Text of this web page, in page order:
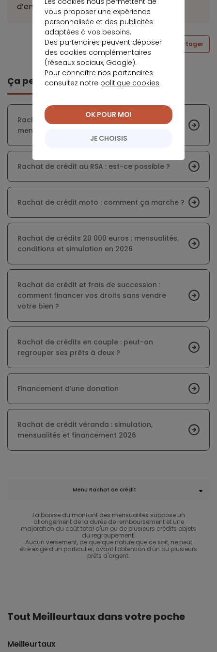
d’endettement est à25,26 %.
Partager
Ça peut vous intéresser
Rachat de crédit piscine : réduisez vos
mensualités et financez votre projet en 2026
Rachat de crédit au RSA : est-ce possible ?
Rachat de crédit moto : comment ça marche ?
Rachat de crédits 20 000 euros : mensualités,
conditions et simulation en 2026
Rachat de crédit et frais de succession :
comment financer vos droits sans vendre
votre bien ?
Rachat de crédits en couple : peut-on
regrouper ses prêts à deux ?
Financement d’une donation
Rachat de crédit véranda : simulation,
mensualités et financement 2026
Menu Rachat de crédit
La baisse du montant des mensualités suppose un
allongement de la durée de remboursement et une
majoration du coût total d'un ou de plusieurs crédits objets
du regroupement.
Aucun versement, de quelque nature que ce soit, ne peut
être exigé d'un particulier, avant l'obtention d'un ou plusieurs
prêts d'argent.
Tout Meilleurtaux dans votre poche
Meilleurtaux
vous proposer une expérience
personnalisée et des publicités
adaptées à vos besoins.
Des partenaires peuvent déposer
des cookies complémentaires
(réseaux sociaux, Google).
Pour connaître nos partenaires
consultez notre politique cookies.
JE CHOISIS
OK POUR MOI